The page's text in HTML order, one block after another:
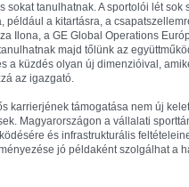
sokat tanulhatnak. A sportolói lét
például a kitartásra, a
Ilona, a GE Global Operations
majd tőlünk az
a küzdés olyan új dimenzióival,
az igazgató.
karrierjének támogatása nem új
Magyarországon a vállalati
és infrastrukturális
jó példaként szolgálhat a